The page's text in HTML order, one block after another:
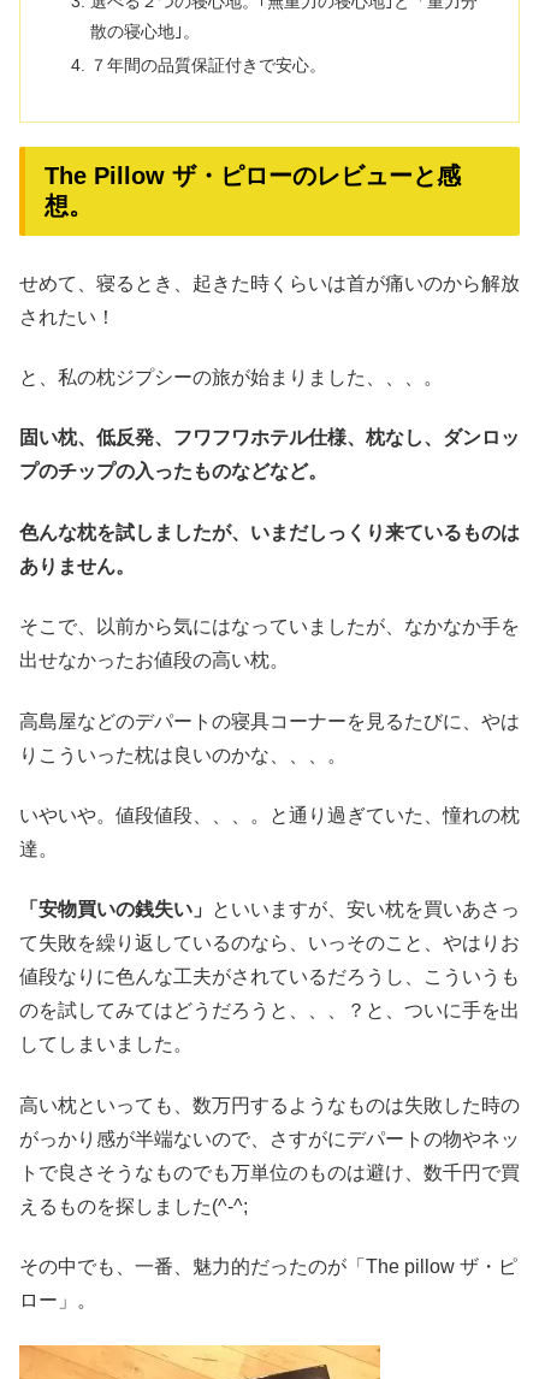
散の寝心地｣。
７年間の品質保証付きで安心。
The Pillow ザ・ピローのレビューと感
想。
せめて、寝るとき、起きた時くらいは首が痛いのから解放
されたい！
と、私の枕ジプシーの旅が始まりました、、、。
固い枕、低反発、フワフワホテル仕様、枕なし、ダンロッ
プのチップの入ったものなどなど。
色んな枕を試しましたが、いまだしっくり来ているものは
ありません。
そこで、以前から気にはなっていましたが、なかなか手を
出せなかったお値段の高い枕。
高島屋などのデパートの寝具コーナーを見るたびに、やは
りこういった枕は良いのかな、、、。
いやいや。値段値段、、、。と通り過ぎていた、憧れの枕
達。
「安物買いの銭失い」
といいますが、安い枕を買いあさっ
て失敗を繰り返しているのなら、いっそのこと、やはりお
値段なりに色んな工夫がされているだろうし、こういうも
のを試してみてはどうだろうと、、、？と、ついに手を出
してしまいました。
高い枕といっても、数万円するようなものは失敗した時の
がっかり感が半端ないので、さすがにデパートの物やネッ
トで良さそうなものでも万単位のものは避け、数千円で買
えるものを探しました(^-^;
その中でも、一番、魅力的だったのが「The pillow ザ・ピ
ロー」。